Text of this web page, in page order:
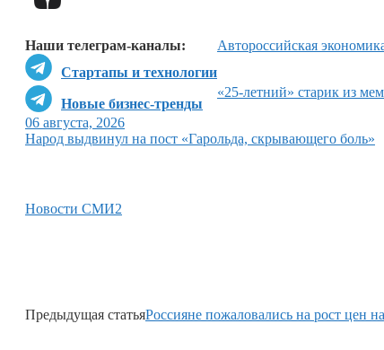
Наши телеграм-каналы:
Стартапы и технологии
Новые бизнес-тренды
Автороссийская
«25-летний» старик из
06 августа, 2026
Народ выдвинул на пост «Гарольда, скрывающего боль»
Новости СМИ2
Предыдущая статьяРоссияне пожаловались на рост цен